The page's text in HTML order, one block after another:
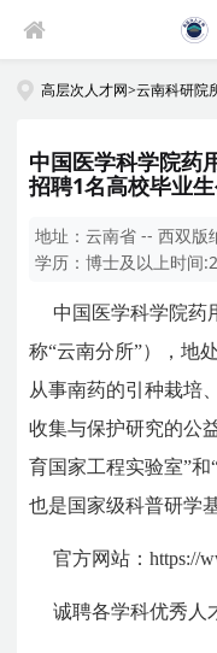
高层次人才网>云南科研院
中国医学科学院药
招聘1名高校毕业
地址：云南省 -- 西双版
学历：博士及以上时间:
中国医学科学院药
称“云南分所”），地
从事南药的引种栽培
收集与保护研究的公
育国家工程实验室”和
也是国家级科普研学
官方网站：https://
诚聘各学科优秀人